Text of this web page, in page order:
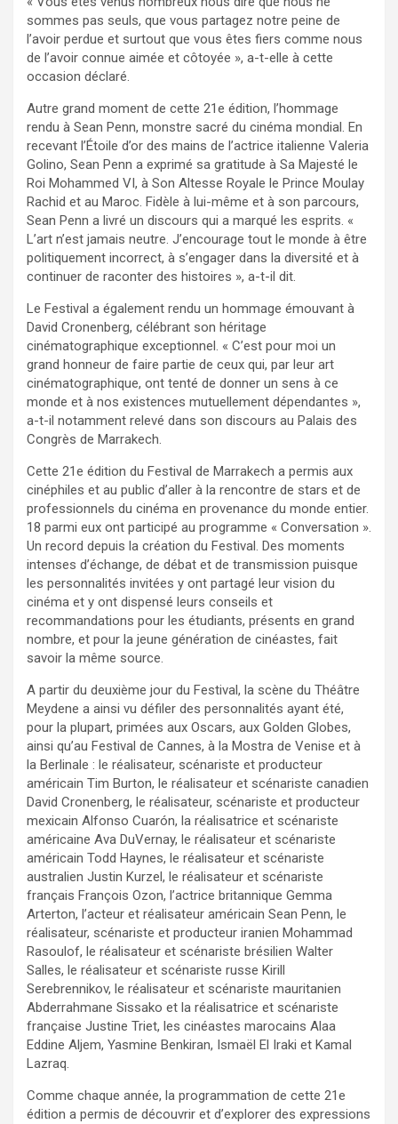
sommes pas seuls, que vous partagez notre peine de
l’avoir perdue et surtout que vous êtes fiers comme nous
de l’avoir connue aimée et côtoyée », a-t-elle à cette
occasion déclaré.
Autre grand moment de cette 21e édition, l’hommage
rendu à Sean Penn, monstre sacré du cinéma mondial. En
recevant l’Étoile d’or des mains de l’actrice italienne Valeria
Golino, Sean Penn a exprimé sa gratitude à Sa Majesté le
Roi Mohammed VI, à Son Altesse Royale le Prince Moulay
Rachid et au Maroc. Fidèle à lui-même et à son parcours,
Sean Penn a livré un discours qui a marqué les esprits. «
L’art n’est jamais neutre. J’encourage tout le monde à être
politiquement incorrect, à s’engager dans la diversité et à
continuer de raconter des histoires », a-t-il dit.
Le Festival a également rendu un hommage émouvant à
David Cronenberg, célébrant son héritage
cinématographique exceptionnel. « C’est pour moi un
grand honneur de faire partie de ceux qui, par leur art
cinématographique, ont tenté de donner un sens à ce
monde et à nos existences mutuellement dépendantes »,
a-t-il notamment relevé dans son discours au Palais des
Congrès de Marrakech.
Cette 21e édition du Festival de Marrakech a permis aux
cinéphiles et au public d’aller à la rencontre de stars et de
professionnels du cinéma en provenance du monde entier.
18 parmi eux ont participé au programme « Conversation ».
Un record depuis la création du Festival. Des moments
intenses d’échange, de débat et de transmission puisque
les personnalités invitées y ont partagé leur vision du
cinéma et y ont dispensé leurs conseils et
recommandations pour les étudiants, présents en grand
nombre, et pour la jeune génération de cinéastes, fait
savoir la même source.
A partir du deuxième jour du Festival, la scène du Théâtre
Meydene a ainsi vu défiler des personnalités ayant été,
pour la plupart, primées aux Oscars, aux Golden Globes,
ainsi qu’au Festival de Cannes, à la Mostra de Venise et à
la Berlinale : le réalisateur, scénariste et producteur
américain Tim Burton, le réalisateur et scénariste canadien
David Cronenberg, le réalisateur, scénariste et producteur
mexicain Alfonso Cuarón, la réalisatrice et scénariste
américaine Ava DuVernay, le réalisateur et scénariste
américain Todd Haynes, le réalisateur et scénariste
australien Justin Kurzel, le réalisateur et scénariste
français François Ozon, l’actrice britannique Gemma
Arterton, l’acteur et réalisateur américain Sean Penn, le
réalisateur, scénariste et producteur iranien Mohammad
Rasoulof, le réalisateur et scénariste brésilien Walter
Salles, le réalisateur et scénariste russe Kirill
Serebrennikov, le réalisateur et scénariste mauritanien
Abderrahmane Sissako et la réalisatrice et scénariste
française Justine Triet, les cinéastes marocains Alaa
Eddine Aljem, Yasmine Benkiran, Ismaël El Iraki et Kamal
Lazraq.
Comme chaque année, la programmation de cette 21e
édition a permis de découvrir et d’explorer des expressions